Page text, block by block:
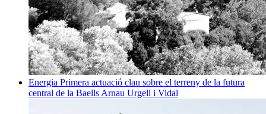
Energia Primera actuació clau sobre el terreny de la futura
central de la Baells Arnau Urgell i Vidal